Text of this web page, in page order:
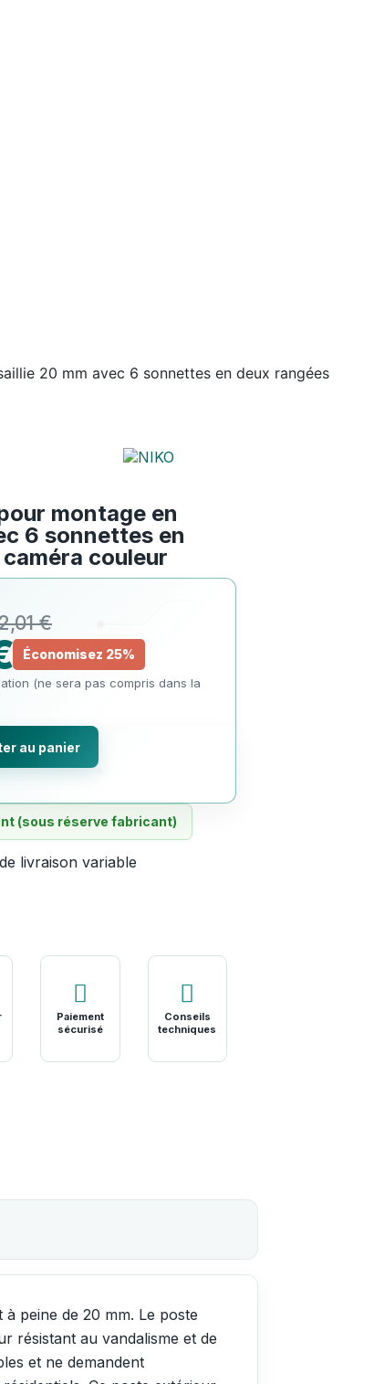
20 mm avec 6 sonnettes en deux rangées
montage en
6 sonnettes en
couleur
€
Économisez 25%
(ne sera pas compris dans la
au panier
(sous réserve fabricant)
livraison variable
Paiement
sécurisé
Conseils
techniques
à peine de 20 mm. Le poste
résistant au vandalisme et de
et ne demandent